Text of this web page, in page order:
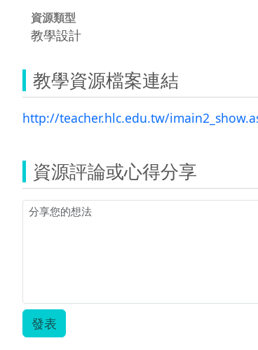
資源類型
教學設計
教學資源檔案連結
http://teacher.hlc.edu.tw/
資源評論或心得分享
發表